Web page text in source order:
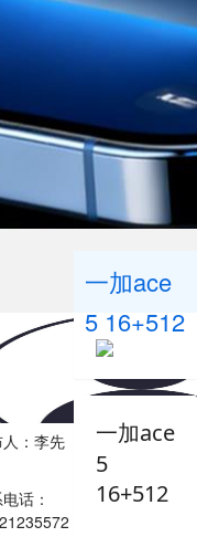
：李先
话：
一加ace
5 16+512
一加ace
5
16+512